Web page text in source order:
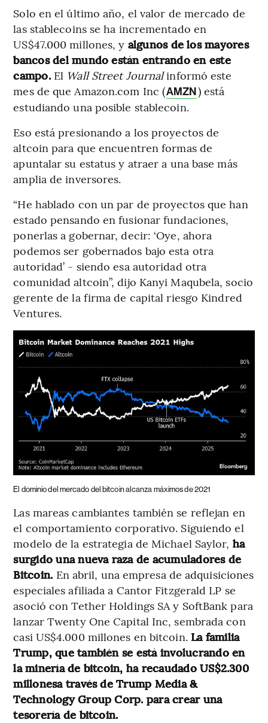
Solo en el último año, el valor de mercado de
las stablecoins se ha incrementado en
US$47.000 millones, y algunos de los mayores
bancos del mundo están entrando en este
campo. El Wall Street Journalinformó este
mes de que Amazon.com Inc (AMZN) está
estudiando una posible stablecoin.
Eso está presionando a los proyectos de
altcoin para que encuentren formas de
apuntalar su estatus y atraer a una base más
amplia de inversores.
“He hablado con un par de proyectos que han
estado pensando en fusionar fundaciones,
ponerlas a gobernar, decir: ‘Oye, ahora
podemos ser gobernados bajo esta otra
autoridad’ - siendo esa autoridad otra
comunidad altcoin”, dijo Kanyi Maqubela, socio
gerente de la firma de capital riesgo Kindred
Ventures.
El dominio del mercado del bitcoin alcanza máximos de 2021
Las mareas cambiantes también se reflejan en
el comportamiento corporativo. Siguiendo el
modelo de la estrategia de Michael Saylor, ha
surgido una nueva raza de acumuladores de
Bitcoin. En abril, una empresa de adquisiciones
especiales afiliada a Cantor Fitzgerald LP se
asoció con Tether Holdings SA y SoftBank para
lanzar Twenty One Capital Inc, sembrada con
casi US$4.000 millones en bitcoin. La familia
Trump, que también se está involucrando en
la minería de bitcoin, ha recaudado US$2.300
millonesa través de Trump Media &
Technology Group Corp. para crear una
tesorería de bitcoin.